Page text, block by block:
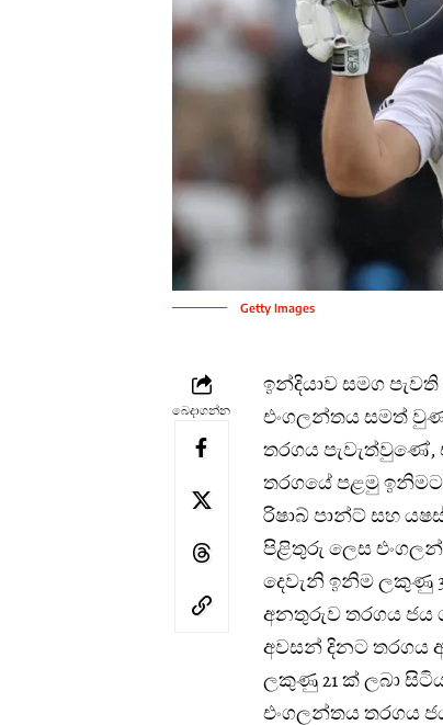
Getty Images
බෙදාගන්න
ඉන්දියාව සමග
එංගලන්තය සමත්
තරගය පැවැත්වුණේ,
තරගයේ පළමු ඉනිමට
රිෂාබ් පාන්ට් සහ
පිළිතුරු ලෙස
දෙවැනි ඉනිම ලකුණු
අනතුරුව තරගය ජය
අවසන් දිනට තරගය
ලකුණු 21 ක් ලබා
එංගලන්තය තරගය